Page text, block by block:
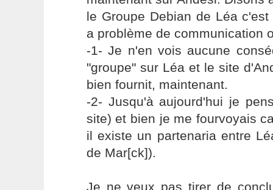
le Groupe Debian de Léa
a problème de communication
-1- Je n'en vois aucune
"groupe" sur Léa et le site
bien fournit, maintenant.
-2- Jusqu'à aujourd'hui je
site) et bien je me fourvoyais
il existe un partenaria entre
de Mar[ck]).
Je ne veux pas tirer de